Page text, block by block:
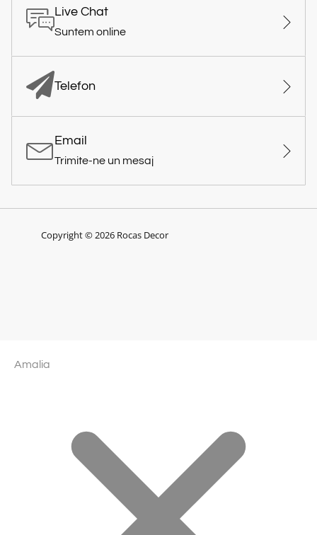
Live Chat
Suntem online
Telefon
Email
Trimite-ne un mesaj
Copyright © 2026 Rocas Decor
Amalia